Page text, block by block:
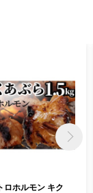
ロホルモン キク